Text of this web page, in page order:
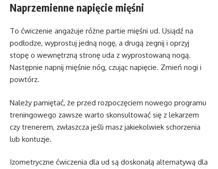
Naprzemienne napięcie mięśni
To ćwiczenie angażuje różne partie mięśni ud. Usiądź na
podłodze, wyprostuj jedną nogę, a drugą zegnij i oprzyj
stopę o wewnętrzną stronę uda z wyprostowaną nogą.
Następnie napnij mięśnie nóg, czując napięcie. Zmień nogi i
powtórz.
Należy pamiętać, że przed rozpoczęciem nowego programu
treningowego zawsze warto skonsultować się z lekarzem
czy trenerem, zwłaszcza jeśli masz jakiekolwiek schorzenia
lub kontuzje.
Izometryczne ćwiczenia dla ud są doskonałą alternatywą dla